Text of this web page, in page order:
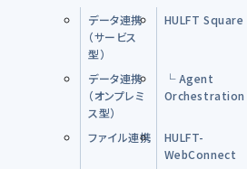
データ連携
（サービス
型）
HULFT Square
データ連携
（オンプレミ
ス型）
└ Agent
Orchestration
ファイル連携
HULFT-
WebConnect